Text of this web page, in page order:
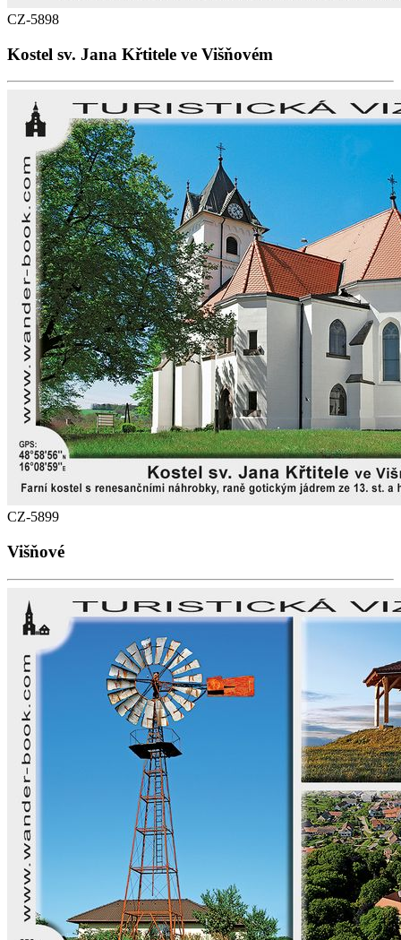
CZ-5898
Kostel sv. Jana Křtitele ve Višňovém
CZ-5899
Višňové